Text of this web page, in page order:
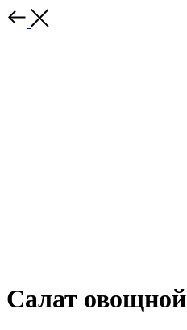
Салат овощной